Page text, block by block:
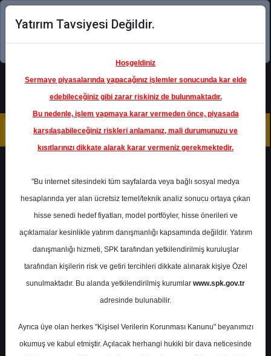
Şimdi uygulamayı indirin!
Ana Sayfa
Raporlar
Tacirler Yatırım
Rapor Detay
THYAO - Hedef Fiyat
Tacirler Yatırım 26 Aralık 2025
Yatırım Tavsiyesi Değildir.
Hoşgeldiniz
Sermaye piyasalarında yapacağınız işlemler sonucunda kar elde
edebileceğiniz gibi zarar riskiniz de bulunmaktadır.
Bu nedenle, işlem yapmaya karar vermeden önce, piyasada
karşılaşabileceğiniz riskleri anlamanız, mali durumunuzu ve
kısıtlarınızı dikkate alarak karar vermeniz gerekmektedir.
"Bu internet sitesindeki tüm sayfalarda veya bağlı sosyal medya
hesaplarında yer alan ücretsiz temel/teknik analiz sonucu ortaya çıkan
hisse senedi hedef fiyatları, model portföyler, hisse önerileri ve
açıklamalar kesinlikle yatırım danışmanlığı kapsamında değildir. Yatırım
danışmanlığı hizmeti, SPK tarafından yetkilendirilmiş kuruluşlar
tarafından kişilerin risk ve getiri tercihleri dikkate alınarak kişiye Özel
sunulmaktadır. Bu alanda yetkilendirilmiş kurumlar www.spk.gov.tr
adresinde bulunabilir.
Ayrıca üye olan herkes "Kişisel Verilerin Korunması Kanunu" beyanımızı
okumuş ve kabul etmiştir. Açılacak herhangi hukiki bir dava neticesinde